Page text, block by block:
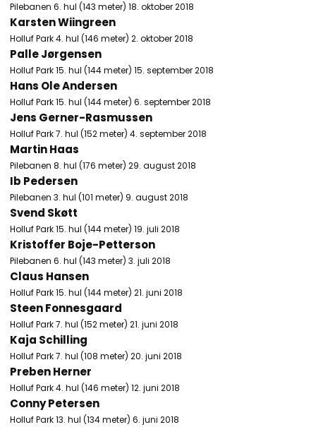
Pilebanen 6. hul (143 meter) 18. oktober 2018
Karsten Wiingreen
Holluf Park 4. hul (146 meter) 2. oktober 2018
Palle Jørgensen
Holluf Park 15. hul (144 meter) 15. september 2018
Hans Ole Andersen
Holluf Park 15. hul (144 meter) 6. september 2018
Jens Gerner-Rasmussen
Holluf Park 7. hul (152 meter) 4. september 2018
Martin Haas
Pilebanen 8. hul (176 meter) 29. august 2018
Ib Pedersen
Pilebanen 3. hul (101 meter) 9. august 2018
Svend Skøtt
Holluf Park 15. hul (144 meter) 19. juli 2018
Kristoffer Boje-Petterson
Pilebanen 6. hul (143 meter) 3. juli 2018
Claus Hansen
Holluf Park 15. hul (144 meter) 21. juni 2018
Steen Fonnesgaard
Holluf Park 7. hul (152 meter) 21. juni 2018
Kaja Schilling
Holluf Park 7. hul (108 meter) 20. juni 2018
Preben Herner
Holluf Park 4. hul (146 meter) 12. juni 2018
Conny Petersen
Holluf Park 13. hul (134 meter) 6. juni 2018